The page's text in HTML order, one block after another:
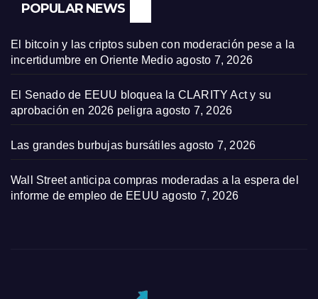
POPULAR NEWS
El bitcoin y las criptos suben con moderación pese a la
incertidumbre en Oriente Medio agosto 7, 2026
El Senado de EEUU bloquea la CLARITY Act y su
aprobación en 2026 peligra agosto 7, 2026
Las grandes burbujas bursátiles agosto 7, 2026
Wall Street anticipa compras moderadas a la espera del
informe de empleo de EEUU agosto 7, 2026